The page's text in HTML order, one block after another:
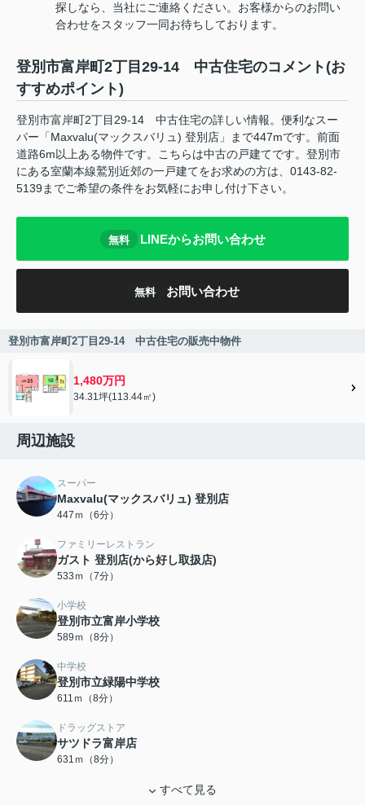
探しなら、当社にご連絡ください。お客様からのお問い
合わせをスタッフ一同お待ちしております。
登別市富岸町2丁目29-14 中古住宅のコメント(お
すすめポイント)
登別市富岸町2丁目29-14 中古住宅の詳しい情報。便利なスー
パー「Maxvalu(マックスバリュ) 登別店」まで447mです。前面
道路6m以上ある物件です。こちらは中古の戸建てです。登別市
にある室蘭本線鷲別近郊の一戸建てをお求めの方は、0143-82-
5139までご希望の条件をお気軽にお申し付け下さい。
無料 LINEからお問い合わせ
無料 お問い合わせ
登別市富岸町2丁目29-14 中古住宅の販売中物件
1,480万円
34.31坪(113.44㎡)
周辺施設
スーパー
Maxvalu(マックスバリュ) 登別店
447ｍ（6分）
ファミリーレストラン
ガスト 登別店(から好し取扱店)
533ｍ（7分）
小学校
登別市立富岸小学校
589ｍ（8分）
中学校
登別市立緑陽中学校
611ｍ（8分）
ドラッグストア
サツドラ富岸店
631ｍ（8分）
すべて見る